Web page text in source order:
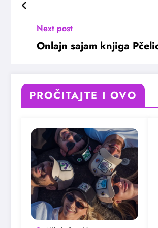
Next post
Onlajn sajam knjiga
PROČITAJTE I OVO